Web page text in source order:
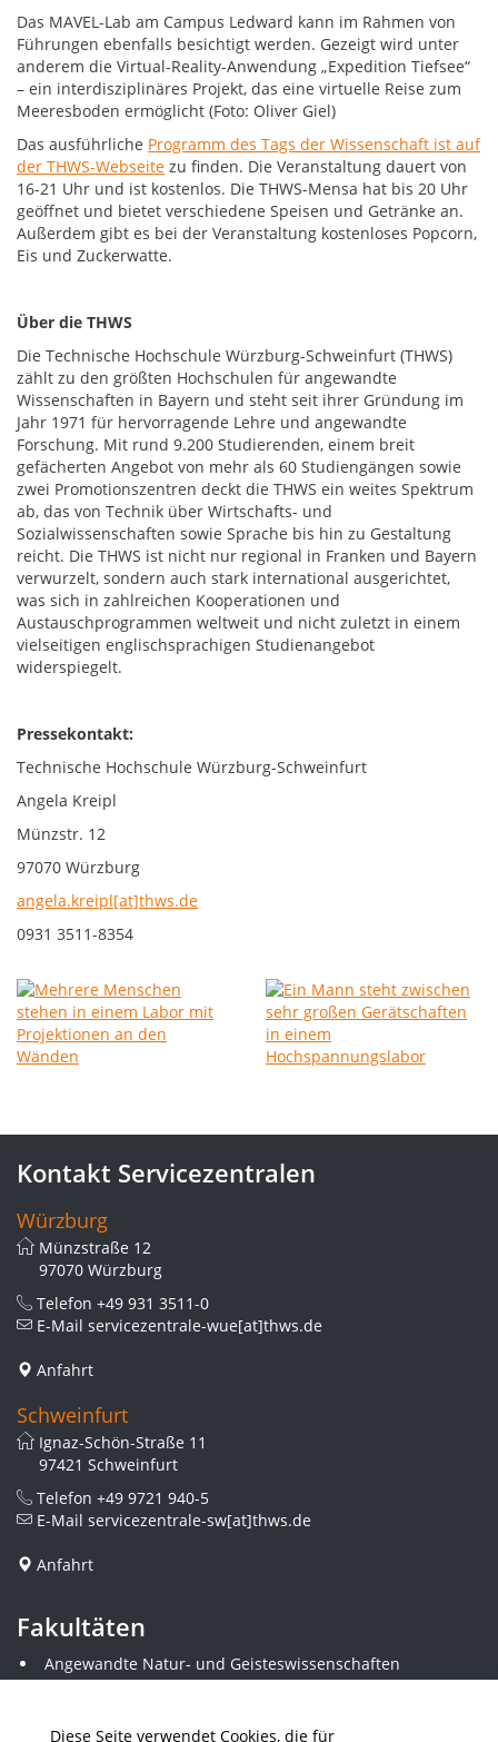
Diese Seite verwendet Cookies, die für
Das MAVEL-Lab am Campus Ledward kann im Rahmen von
Führungen ebenfalls besichtigt werden. Gezeigt wird unter
anderem die Virtual-Reality-Anwendung „Expedition Tiefsee“
– ein interdisziplinäres Projekt, das eine virtuelle Reise zum
Meeresboden ermöglicht (Foto: Oliver Giel)
Das ausführliche Programm des Tags der Wissenschaft ist auf
der THWS-Webseite zu finden. Die Veranstaltung dauert von
16-21 Uhr und ist kostenlos. Die THWS-Mensa hat bis 20 Uhr
geöffnet und bietet verschiedene Speisen und Getränke an.
Außerdem gibt es bei der Veranstaltung kostenloses Popcorn,
Eis und Zuckerwatte.
Über die THWS
Die Technische Hochschule Würzburg-Schweinfurt (THWS)
zählt zu den größten Hochschulen für angewandte
Wissenschaften in Bayern und steht seit ihrer Gründung im
Jahr 1971 für hervorragende Lehre und angewandte
Forschung. Mit rund 9.200 Studierenden, einem breit
gefächerten Angebot von mehr als 60 Studiengängen sowie
zwei Promotionszentren deckt die THWS ein weites Spektrum
ab, das von Technik über Wirtschafts- und
Sozialwissenschaften sowie Sprache bis hin zu Gestaltung
reicht. Die THWS ist nicht nur regional in Franken und Bayern
verwurzelt, sondern auch stark international ausgerichtet,
was sich in zahlreichen Kooperationen und
Austauschprogrammen weltweit und nicht zuletzt in einem
vielseitigen englischsprachigen Studienangebot
widerspiegelt.
Pressekontakt:
Technische Hochschule Würzburg-Schweinfurt
Angela Kreipl
Münzstr. 12
97070 Würzburg
angela.kreipl[at]thws.de
0931 3511-8354
Kontakt Servicezentralen
Würzburg
Münzstraße 12
97070 Würzburg
Telefon +49 931 3511-0
E-Mail servicezentrale-wue[at]thws.de
Anfahrt
Schweinfurt
Ignaz-Schön-Straße 11
97421 Schweinfurt
Telefon +49 9721 940-5
E-Mail servicezentrale-sw[at]thws.de
Anfahrt
Fakultäten
Angewandte Natur- und Geisteswissenschaften
Angewandte Sozialwissenschaften
Elektrotechnik